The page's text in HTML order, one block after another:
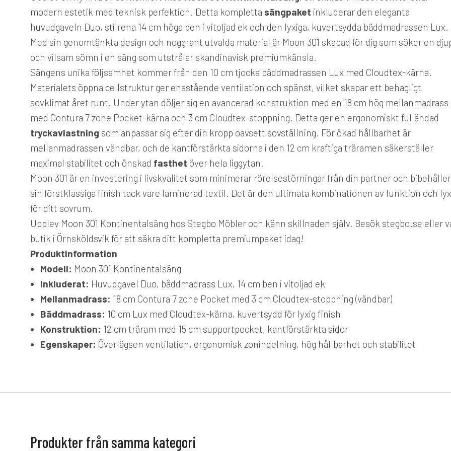
modern estetik med teknisk perfektion. Detta kompletta sängpaket inkluderar den eleganta
huvudgaveln Duo, stilrena 14 cm höga ben i vitoljad ek och den lyxiga, kuvertsydda bäddmadrassen Lux.
Med sin genomtänkta design och noggrant utvalda material är Moon 301 skapad för dig som söker en
och vilsam sömn i en säng som utstrålar skandinavisk premiumkänsla.
Sängens unika följsamhet kommer från den 10 cm tjocka bäddmadrassen Lux med Cloudtex-kärna.
Materialets öppna cellstruktur ger enastående ventilation och spänst, vilket skapar ett behagligt
sovklimat året runt. Under ytan döljer sig en avancerad konstruktion med en 18 cm hög mellanmadrass
med Contura 7 zone Pocket-kärna och 3 cm Cloudtex-stoppning. Detta ger en ergonomiskt fulländad
tryckavlastning som anpassar sig efter din kropp oavsett sovställning. För ökad hållbarhet är
mellanmadrassen vändbar, och de kantförstärkta sidorna i den 12 cm kraftiga träramen säkerställer
maximal stabilitet och önskad fasthet över hela liggytan.
Moon 301 är en investering i livskvalitet som minimerar rörelsestörningar från din partner och bibehåller
sin förstklassiga finish tack vare laminerad textil. Det är den ultimata kombinationen av funktion och lyx
för ditt sovrum.
Upplev Moon 301 Kontinentalsäng hos Stegbo Möbler och känn skillnaden själv. Besök stegbo.se eller
butik i Örnsköldsvik för att säkra ditt kompletta premiumpaket idag!
Produktinformation
Modell: Moon 301 Kontinentalsäng
Inkluderat: Huvudgavel Duo, bäddmadrass Lux, 14 cm ben i vitoljad ek
Mellanmadrass: 18 cm Contura 7 zone Pocket med 3 cm Cloudtex-stoppning (vändbar)
Bäddmadrass: 10 cm Lux med Cloudtex-kärna, kuvertsydd för lyxig finish
Konstruktion: 12 cm träram med 15 cm supportpocket, kantförstärkta sidor
Egenskaper: Överlägsen ventilation, ergonomisk zonindelning, hög hållbarhet och stabilitet
Produkter från samma kategori